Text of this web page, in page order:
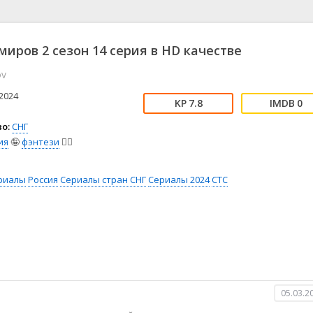
👨‍💼 Новости
🎒 Приключения
тв
😱 Ужасы
🤠 Фильм-нуар
🧝‍♂️ Фэнтези
2 сезон 14 серия в HD качестве
СНГ
🤪фэнтези 🧝‍♂️
7.8 0
Россия Сериалы стран СНГСериалы 2024СТС